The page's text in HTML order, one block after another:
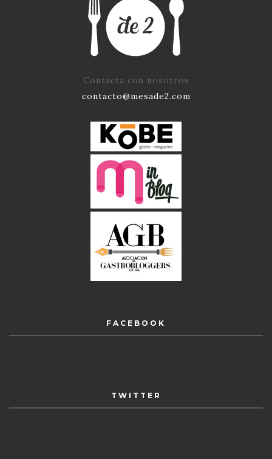
Contacta con nosotros
contacto@mesade2.com
FACEBOOK
TWITTER